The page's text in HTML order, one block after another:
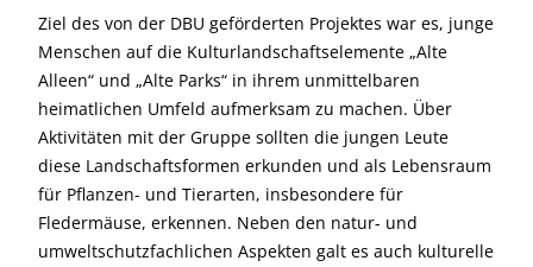
Ziel des von der DBU geförderten Projektes war es, junge
Menschen auf die Kulturlandschaftselemente „Alte
Alleen“ und „Alte Parks“ in ihrem unmittelbaren
heimatlichen Umfeld aufmerksam zu machen. Über
Aktivitäten mit der Gruppe sollten die jungen Leute
diese Landschaftsformen erkunden und als Lebensraum
für Pflanzen- und Tierarten, insbesondere für
Fledermäuse, erkennen. Neben den natur- und
umweltschutzfachlichen Aspekten galt es auch kulturelle